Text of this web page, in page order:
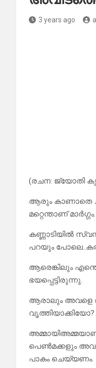
3 years ago
(രചന: ജ്യോതി
ആരും കാണാതെ
മറ്റെന്താണ് മാർഗ്ഗം.
കണ്ണാടിയിൽ
പറയും
ആരെങ്കിലും
ഭയപ്പെട്ടിരുന്നു.
ആരാലും അവളെ
വൃത്തിയാക്കിയോ?
പെൺമക്കളും
പാകം ചെയ്യണം.